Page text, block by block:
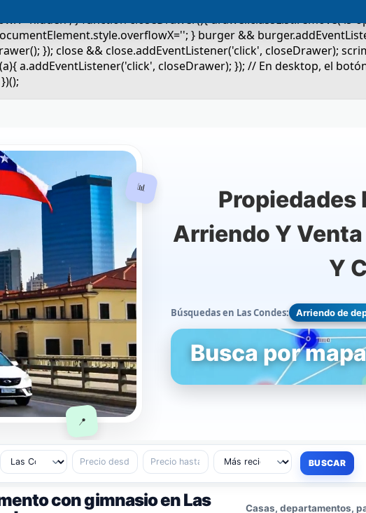
📊
📍
Propiedades
Arriendo Y
Y
Búsquedas en Las Condes: Arriendo de
Busca por
con gimnasio en Las
Casas, departamentos,